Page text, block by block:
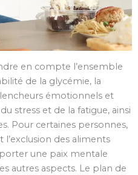
en compte l’ensemble
de la glycémie, la
émotionnels et
stress et de la fatigue, ainsi
Pour certaines personnes,
des aliments
une paix mentale
autres aspects. Le plan de